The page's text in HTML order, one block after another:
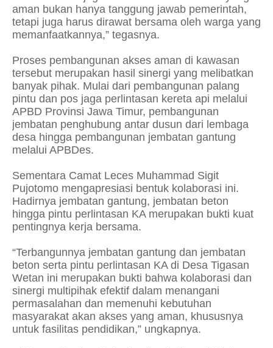
aman bukan hanya tanggung jawab pemerintah,
tetapi juga harus dirawat bersama oleh warga yang
memanfaatkannya,” tegasnya.
Proses pembangunan akses aman di kawasan
tersebut merupakan hasil sinergi yang melibatkan
banyak pihak. Mulai dari pembangunan palang
pintu dan pos jaga perlintasan kereta api melalui
APBD Provinsi Jawa Timur, pembangunan
jembatan penghubung antar dusun dari lembaga
desa hingga pembangunan jembatan gantung
melalui APBDes.
Sementara Camat Leces Muhammad Sigit
Pujotomo mengapresiasi bentuk kolaborasi ini.
Hadirnya jembatan gantung, jembatan beton
hingga pintu perlintasan KA merupakan bukti kuat
pentingnya kerja bersama.
“Terbangunnya jembatan gantung dan jembatan
beton serta pintu perlintasan KA di Desa Tigasan
Wetan ini merupakan bukti bahwa kolaborasi dan
sinergi multipihak efektif dalam menangani
permasalahan dan memenuhi kebutuhan
masyarakat akan akses yang aman, khususnya
untuk fasilitas pendidikan,” ungkapnya.